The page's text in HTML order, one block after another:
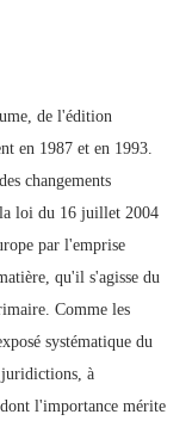
de l'édition
en 1987 et en 1993.
changements
loi du 16 juillet 2004
par l'emprise
qu'il s'agisse du
Comme les
systématique du
à
l'importance mérite